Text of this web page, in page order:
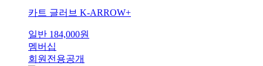
카트 글러브 K-ARROW+
일반 184,000원
멤버십
회원전용공개